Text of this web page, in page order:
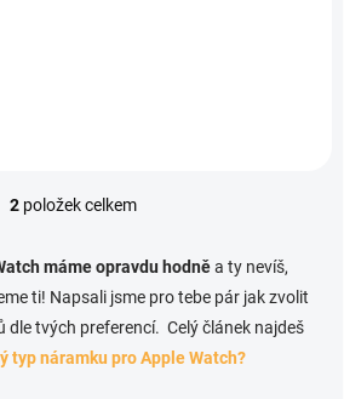
Ovládací prvky výpisu
2položek celkem
máme opravdu hodněa ty nevíš,
ti! Napsali jsme pro tebe pár jak zvolit
dle tvých preferencí. Celý článek najdeš
typ náramku pro Apple Watch?